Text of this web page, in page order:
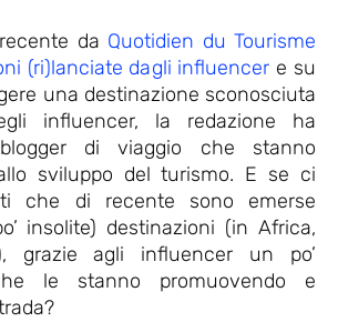
da Quotidien du Tourisme
(ri)lanciate dagli influencer e su
una destinazione sconosciuta
influencer, la redazione ha
di viaggio che stanno
sviluppo del turismo. E se ci
che di recente sono emerse
insolite) destinazioni (in Africa,
grazie agli influencer un po’
le stanno promuovendo e